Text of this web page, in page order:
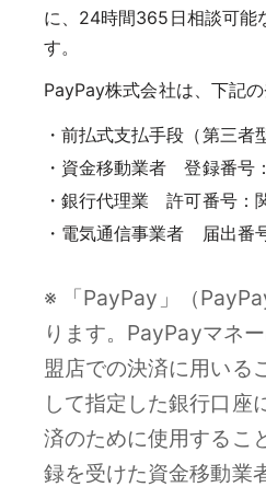
に、24時間365日相談可能
す。
PayPay株式会社は、下記の
前払式支払手段（第三
資金移動業者 登録番号
銀行代理業 許可番号：
電気通信事業者 届出
※ 「PayPay」（
ります。PayPayマネ
盟店での決済に用いる
して指定した銀行口座
済のために使用するこ
録を受けた資金移動業